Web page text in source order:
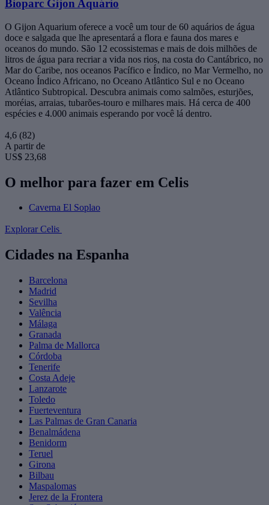
Bioparc Gijon Aquário
O Gijon Aquarium oferece a você um tour de 60 aquários de água
doce e salgada que lhe apresentará a flora e fauna dos mares e
oceanos do mundo. São 12 ecossistemas e mais de dois milhões de
litros de água para recriar a vida nos rios, na costa do Cantábrico, no
Mar do Caribe, nos oceanos Pacífico e Índico, no Mar Vermelho, no
Oceano Índico Africano, no Oceano Atlântico Sul e no Oceano
Atlântico Subtropical. Descubra animais como salmões, esturjões,
moréias, arraias, tubarões-touro e milhares mais. Há cerca de 400
espécies e 4.000 animais esperando por você lá dentro.
4,6 (82)
A partir de
US$ 23,68
O melhor para fazer em Celis
Caverna El Soplao
Explorar Celis
Cidades na Espanha
Barcelona
Madrid
Sevilha
Valência
Málaga
Granada
Palma de Mallorca
Córdoba
Tenerife
Costa Adeje
Lanzarote
Toledo
Fuerteventura
Las Palmas de Gran Canaria
Benalmádena
Benidorm
Teruel
Girona
Bilbau
Maspalomas
Jerez de la Frontera